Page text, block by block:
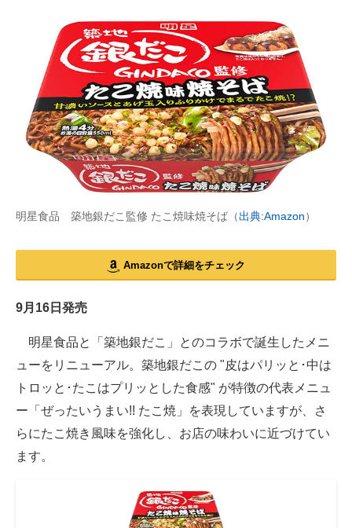
明星食品 築地銀だこ監修 たこ焼味焼そば（出典:Amazon）
Amazonで詳細をチェック
9月16日発売
明星食品と「築地銀だこ」とのコラボで誕生したメニ
ューをリニューアル。築地銀だこの "皮はパリッと･中は
トロッと･たこはプリッとした食感" が特徴の代表メニュ
ー「ぜったいうまい!! たこ焼」を表現していますが、さ
らにたこ焼き風味を強化し、お店の味わいに近づけてい
ます。